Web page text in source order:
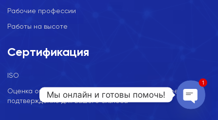
Рабочие профессии
Работы на высоте
Сертификация
ISO
Оценка опыта и деловой репутации: Официальное
подтверждение для вашего бизнеса
Мы онлайн и готовы помочь!
1